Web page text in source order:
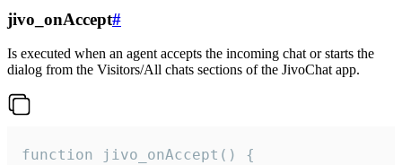
jivo_onAccept#
Is executed when an agent accepts the incoming chat or starts the
dialog from the Visitors/All chats sections of the JivoChat app.
function jivo_onAccept() {